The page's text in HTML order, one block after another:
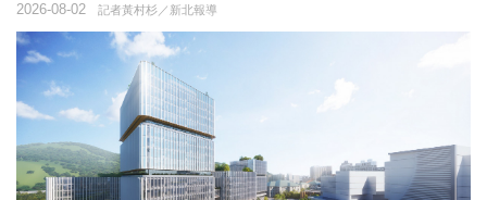
記者黃村杉／新北報導
2026-08-02